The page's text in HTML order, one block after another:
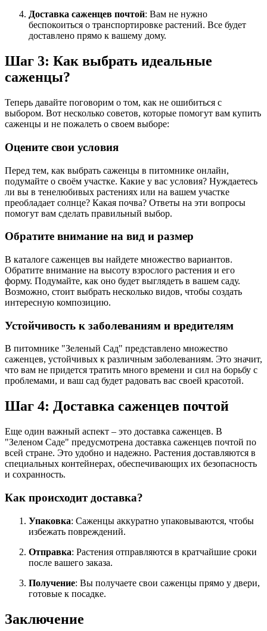
Доставка саженцев почтой: Вам не нужно
беспокоиться о транспортировке растений. Все будет
доставлено прямо к вашему дому.
Шаг 3: Как выбрать идеальные
саженцы?
Теперь давайте поговорим о том, как не ошибиться с
выбором. Вот несколько советов, которые помогут вам купить
саженцы и не пожалеть о своем выборе:
Оцените свои условия
Перед тем, как выбрать саженцы в питомнике онлайн,
подумайте о своём участке. Какие у вас условия? Нуждаетесь
ли вы в тенелюбивых растениях или на вашем участке
преобладает солнце? Какая почва? Ответы на эти вопросы
помогут вам сделать правильный выбор.
Обратите внимание на вид и размер
В каталоге саженцев вы найдете множество вариантов.
Обратите внимание на высоту взрослого растения и его
форму. Подумайте, как оно будет выглядеть в вашем саду.
Возможно, стоит выбрать несколько видов, чтобы создать
интересную композицию.
Устойчивость к заболеваниям и вредителям
В питомнике "Зеленый Сад" представлено множество
саженцев, устойчивых к различным заболеваниям. Это значит,
что вам не придется тратить много времени и сил на борьбу с
проблемами, и ваш сад будет радовать вас своей красотой.
Шаг 4: Доставка саженцев почтой
Еще один важный аспект – это доставка саженцев. В
"Зеленом Саде" предусмотрена доставка саженцев почтой по
всей стране. Это удобно и надежно. Растения доставляются в
специальных контейнерах, обеспечивающих их безопасность
и сохранность.
Как происходит доставка?
Упаковка: Саженцы аккуратно упаковываются, чтобы
избежать повреждений.
Отправка: Растения отправляются в кратчайшие сроки
после вашего заказа.
Получение: Вы получаете свои саженцы прямо у двери,
готовые к посадке.
Заключение